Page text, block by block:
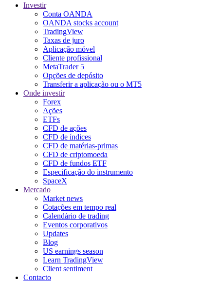
Investir
Conta OANDA
OANDA stocks account
TradingView
Taxas de juro
Aplicação móvel
Cliente profissional
MetaTrader 5
Opções de depósito
Transferir a aplicação ou o MT5
Onde investir
Forex
Ações
ETFs
CFD de ações
CFD de índices
CFD de matérias-primas
CFD de criptomoeda
CFD de fundos ETF
Especificação do instrumento
SpaceX
Mercado
Market news
Cotações em tempo real
Calendário de trading
Eventos corporativos
Updates
Blog
US earnings season
Learn TradingView
Client sentiment
Contacto